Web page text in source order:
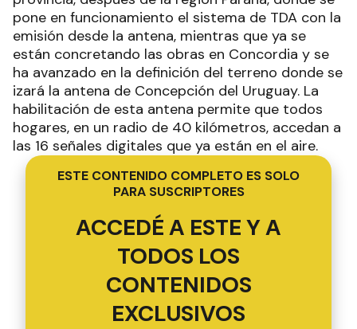
pone en funcionamiento el sistema de TDA con la
emisión desde la antena, mientras que ya se
están concretando las obras en Concordia y se
ha avanzado en la definición del terreno donde se
izará la antena de Concepción del Uruguay. La
habilitación de esta antena permite que todos
hogares, en un radio de 40 kilómetros, accedan a
las 16 señales digitales que ya están en el aire.
ESTE CONTENIDO COMPLETO ES SOLO
PARA SUSCRIPTORES
ACCEDÉ A ESTE Y A
TODOS LOS
CONTENIDOS
EXCLUSIVOS